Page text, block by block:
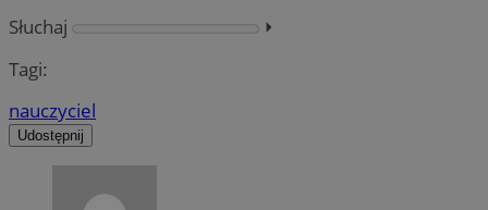
Słuchaj
⏵︎
Tagi:
nauczyciel
Udostępnij